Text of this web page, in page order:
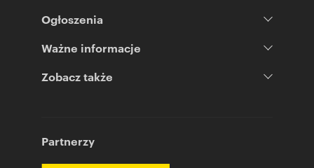
Ogłoszenia
Ważne informacje
Zobacz także
Partnerzy